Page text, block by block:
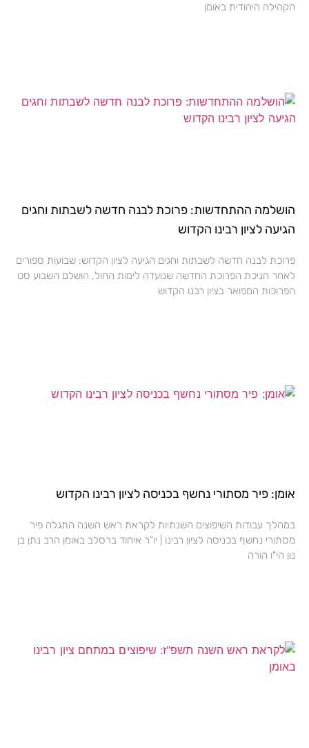
הקהילה היהודית באומן
הושלמה ההתחדשות: פרוכת לבנה חדשה לשבתות וחגים
הגיעה לציון רבינו הקדוש
פרוכת לבנה חדשה לשבתות וחגים הגיעה לציון הקדוש: שבועות ספורים
לאחר חניכת הפרוכת החדשה שנועדה לימות החול, הושלם השבוע סט
הפרוכות המפואר בציון רבנו הקדוש
אומן: פיר מסתורי נחשף בכניסה לציון רבינו הקדוש
במהלך עבודות השיפוצים השנתיות לקראת ראש השנה התגלה פיר
מסתורי נחשף בכניסה לציון רבינו | יו"ר איחוד ברסלב באומן הרב נתן בן
נון הי"ו הורה